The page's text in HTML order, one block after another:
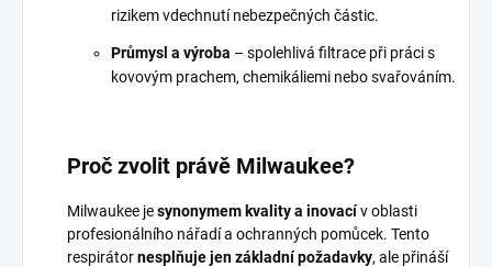
rizikem vdechnutí nebezpečných částic.
Průmysl a výroba – spolehlivá filtrace při práci s
kovovým prachem, chemikáliemi nebo svařováním.
Proč zvolit právě Milwaukee?
Milwaukee jesynonymem kvality a inovacív oblasti
profesionálního nářadí a ochranných pomůcek. Tento
respirátornesplňuje jen základní požadavky, ale přináší